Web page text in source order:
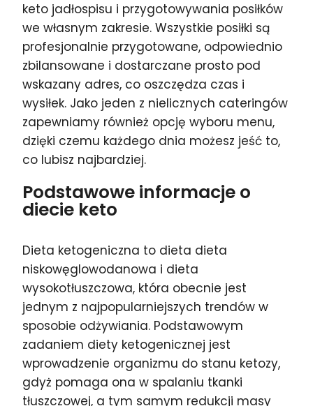
keto jadłospisu i przygotowywania posiłków
we własnym zakresie. Wszystkie posiłki są
profesjonalnie przygotowane, odpowiednio
zbilansowane i dostarczane prosto pod
wskazany adres, co oszczędza czas i
wysiłek. Jako jeden z nielicznych cateringów
zapewniamy również opcję wyboru menu,
dzięki czemu każdego dnia możesz jeść to,
co lubisz najbardziej.
Podstawowe informacje o
diecie keto
Dieta ketogeniczna to dieta dieta
niskowęglowodanowa i dieta
wysokotłuszczowa, która obecnie jest
jednym z najpopularniejszych trendów w
sposobie odżywiania. Podstawowym
zadaniem diety ketogenicznej jest
wprowadzenie organizmu do stanu ketozy,
gdyż pomaga ona w spalaniu tkanki
tłuszczowej, a tym samym redukcji masy